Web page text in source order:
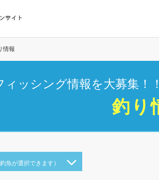
サイト
情報
ィッシング情報を大募集！
釣り
魚が選択できます）